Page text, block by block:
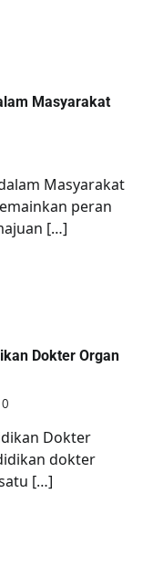
Masyarakat
Masyarakat
peran
[…]
Dokter Organ
0
Dokter
dokter
[…]